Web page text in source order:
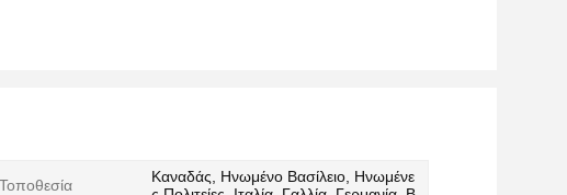
Τοποθεσία
Καναδάς, Ηνωμένο Βασίλειο, Ηνωμένε